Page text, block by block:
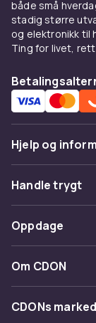
stretch.
Under en
ogskjørt.
Kjøp
Utforsk
både små
stadig større
og elektronikk til
Ting for livet,
Hjelp og
Vanlige
Spor pakke
Angre &
Kontakt oss
Handle trygt
Betaling
Levering
Oppdage
Kategorier
Varemerker
Om CDON
Om oss
CDONs